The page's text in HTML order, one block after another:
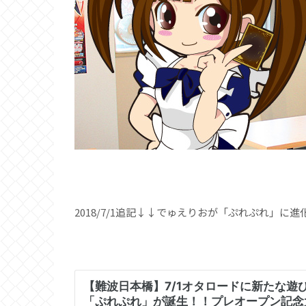
2018/7/1追記↓↓でゅえりおが「ぷれぷれ」に進